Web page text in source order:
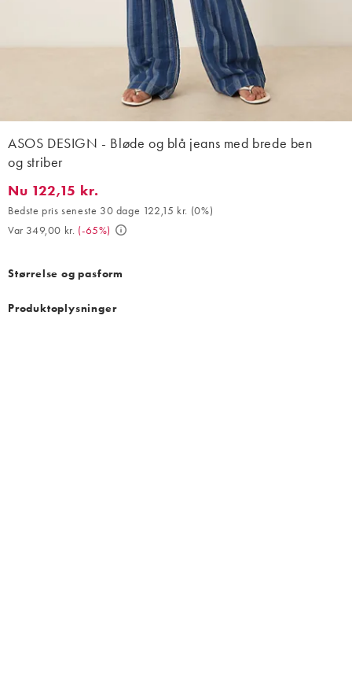
ASOS DESIGN - Bløde og blå jeans med brede ben
og striber
Nu 122,15 kr.. Bedste pris seneste 30 dage 122,15 kr. (0%). Var
Nu 122,15 kr.
Bedste pris seneste 30 dage 122,15 kr. (0%)
Var 349,00 kr. (-65%)
Størrelse og pasform
Produktoplysninger